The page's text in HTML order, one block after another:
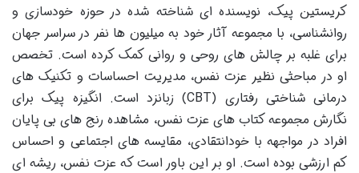
کریستین پیک، نویسنده ای شناخته شده در حوزه خودسازی و
روانشناسی، با مجموعه آثار خود به میلیون ها نفر در سراسر جهان
برای غلبه بر چالش های روحی و روانی کمک کرده است. تخصص
او در مباحثی نظیر عزت نفس، مدیریت احساسات و تکنیک های
درمانی شناختی رفتاری (CBT) زبانزد است. انگیزه پیک برای
نگارش مجموعه کتاب های عزت نفس، مشاهده رنج های بی پایان
افراد در مواجهه با خودانتقادی، مقایسه های اجتماعی و احساس
کم ارزشی بوده است. او بر این باور است که عزت نفس، ریشه ای